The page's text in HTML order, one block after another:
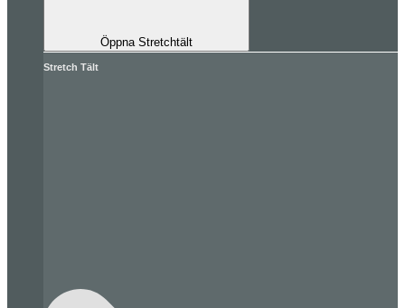
Öppna Stretchtält
Stretch Tält